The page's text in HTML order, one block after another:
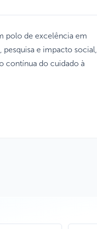
polo de excelência em
e impacto social,
contínua do cuidado à